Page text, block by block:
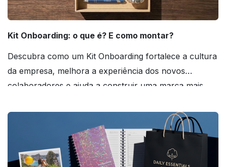
Kit Onboarding: o que é? E como montar?
Descubra como um Kit Onboarding fortalece a cultura
da empresa, melhora a experiência dos novos
colaboradores e ajuda a construir uma marca mais